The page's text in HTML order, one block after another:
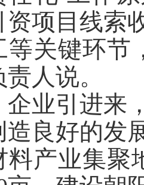
资项目线索
等关键环节
人说。
引进来，
造良好的发
料产业集聚